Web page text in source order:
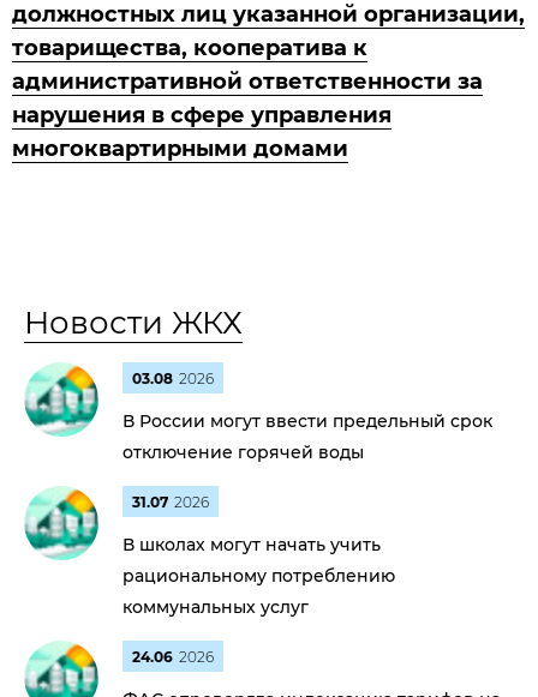
должностных лиц указанной организации,
товарищества, кооператива к
административной ответственности за
нарушения в сфере управления
многоквартирными домами
Новости ЖКХ
03.08 2026
В России могут ввести предельный срок
отключение горячей воды
31.07 2026
В школах могут начать учить
рациональному потреблению
коммунальных услуг
24.06 2026